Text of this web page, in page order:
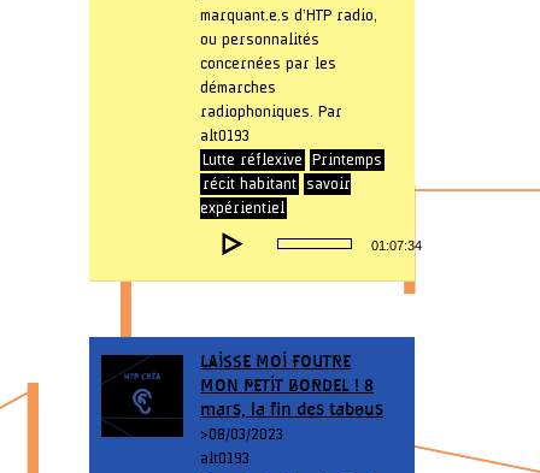
marquant.e.s d’HTP radio,
ou personnalités
concernées par les
démarches
radiophoniques. Par
alt0193
Lutte réflexive
Printemps
récit habitant
savoir
expérientiel
Lecteur
audio
01:07:34
LAISSE MOI FOUTRE
MON PETIT BORDEL ! 8
mars, la fin des tabous
> 08/03/2023
alt0193